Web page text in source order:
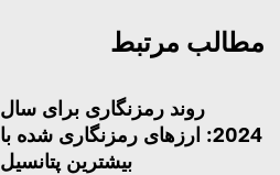
مطالب مرتبط
روند رمزنگاری برای سال
2024: ارزهای رمزنگاری شده با
بیشترین پتانسیل